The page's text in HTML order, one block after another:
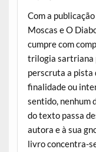
Com a
Moscas e O
cumpre com
trilogia sartriana
perscruta a pista
finalidade ou
sentido, nenhum
do texto passa
autora e à sua
livro concentra-